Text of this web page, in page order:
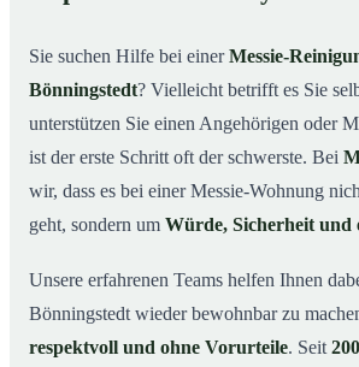
Warum professionelle Hilfe bei einer
04Ablauf einer Messie-Reinigung
05Ihre Vorteile mit Mr. Cleaner in
06Messie-Hilfe in Bönningstedt &
Jetzt kostenlose Beratung zur
Bönningstedt
Sie suchen Hilfe bei einerMessie-
Bönningstedt? Vielleicht betrifft es Sie
unterstützen Sie einen Angehörigen oder
ist der erste Schritt oft der schwerste. Bei
wir, dass es bei einer Messie-Wohnung
geht, sondern um Würde, Sicherheit und
Unsere erfahrenen Teams helfen Ihnen
Bönningstedt wieder bewohnbar zu
respektvoll und ohne Vorurteile. Seit